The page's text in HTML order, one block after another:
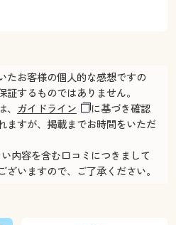
たお客様の個人的な感想ですの
するものではありません。
ガイドライン
に基づき確認
ますが、掲載までお時間をいただ
内容を含む口コミにつきまして
ざいますので、ご了承ください。